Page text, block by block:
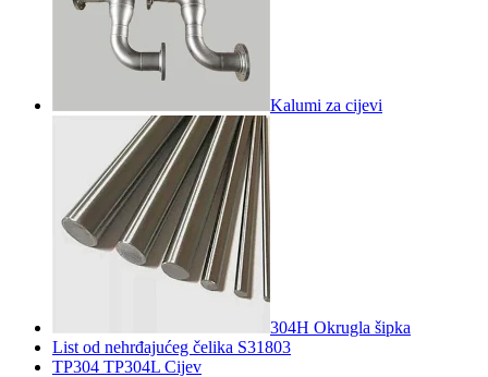
Kalumi za cijevi
304H Okrugla šipka
List od nehrđajućeg čelika S31803
TP304 TP304L Cijev